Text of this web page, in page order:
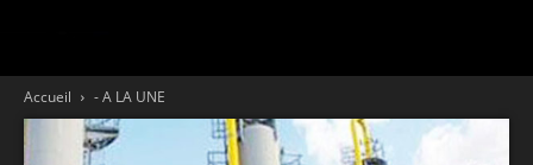
Accueil - A LA UNE